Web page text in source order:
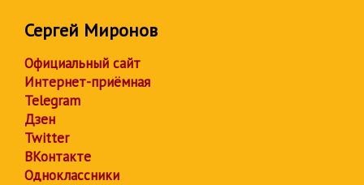
Сергей Миронов
Официальный сайт
Интернет-приёмная
Telegram
Дзен
Twitter
ВКонтакте
Одноклассники